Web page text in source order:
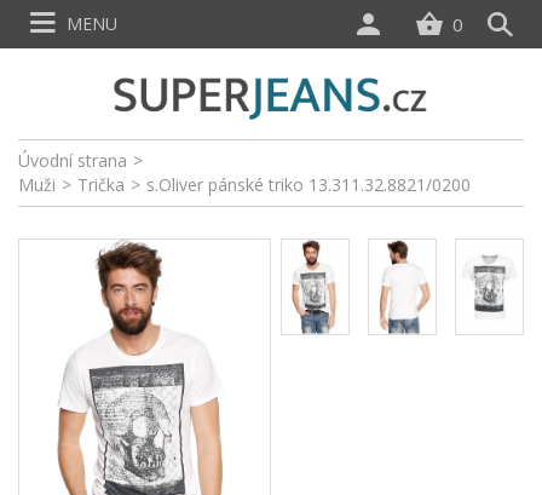
Úvodní strana >
Muži > Trička > s.Oliver pánské triko 13.311.32.8821/0200
0
MENU